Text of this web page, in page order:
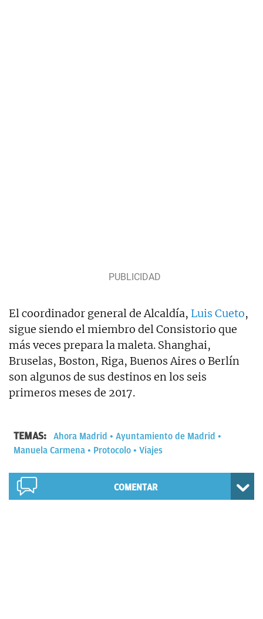
El coordinador general de Alcaldía, Luis Cueto,
sigue siendo el miembro del Consistorio que
más veces prepara la maleta. Shanghai,
Bruselas, Boston, Riga, Buenos Aires o Berlín
son algunos de sus destinos en los seis
primeros meses de 2017.
TEMAS: Ahora Madrid
Ayuntamiento de Madrid
Manuela Carmena
Protocolo Viajes
COMENTAR